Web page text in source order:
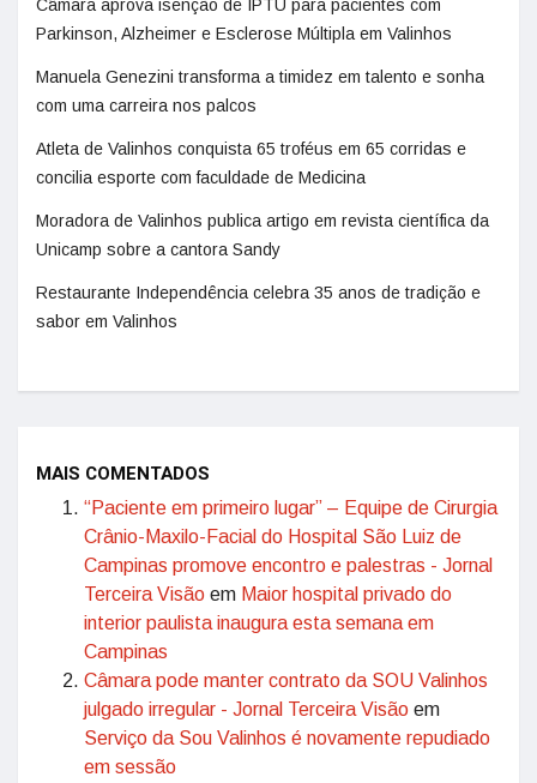
Câmara aprova isenção de IPTU para pacientes com
Parkinson, Alzheimer e Esclerose Múltipla em Valinhos
Manuela Genezini transforma a timidez em talento e sonha
com uma carreira nos palcos
Atleta de Valinhos conquista 65 troféus em 65 corridas e
concilia esporte com faculdade de Medicina
Moradora de Valinhos publica artigo em revista científica da
Unicamp sobre a cantora Sandy
Restaurante Independência celebra 35 anos de tradição e
sabor em Valinhos
MAIS COMENTADOS
“Paciente em primeiro lugar” – Equipe de Cirurgia
Crânio-Maxilo-Facial do Hospital São Luiz de
Campinas promove encontro e palestras - Jornal
Terceira Visão em Maior hospital privado do
interior paulista inaugura esta semana em
Campinas
Câmara pode manter contrato da SOU Valinhos
julgado irregular - Jornal Terceira Visão em
Serviço da Sou Valinhos é novamente repudiado
em sessão